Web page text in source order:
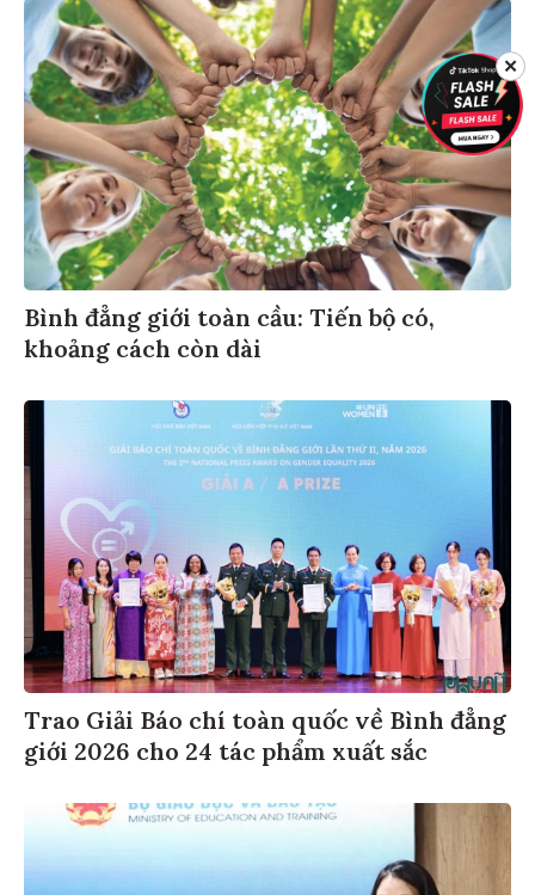
Bình đẳng giới toàn cầu: Tiến bộ có,
khoảng cách còn dài
Trao Giải Báo chí toàn quốc về Bình đẳng
giới 2026 cho 24 tác phẩm xuất sắc
✕